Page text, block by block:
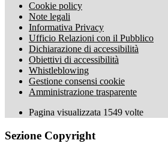
Cookie policy
Note legali
Informativa Privacy
Ufficio Relazioni con il Pubblico
Dichiarazione di accessibilità
Obiettivi di accessibilità
Whistleblowing
Gestione consensi cookie
Amministrazione trasparente
Pagina visualizzata 1549 volte
Sezione Copyright